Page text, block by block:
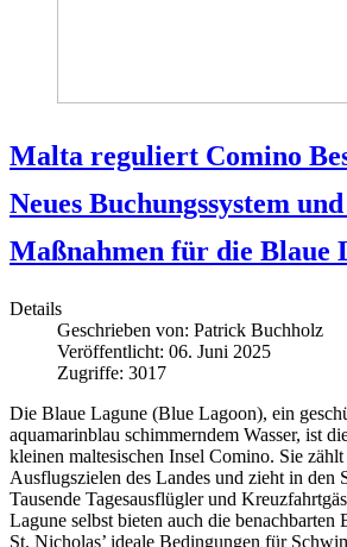
Malta reguliert Comino
Neues Buchungssystem
Maßnahmen für die Blaue
Details
Geschrieben von: Patrick Buchholz
Veröffentlicht: 06. Juni 2025
Zugriffe: 3017
Die Blaue Lagune (Blue Lagoon), ein
aquamarinblau schimmerndem Wasser, ist
kleinen maltesischen Insel Comino. Sie zählt
Ausflugszielen des Landes und zieht in den
Tausende Tagesausflügler und
Lagune selbst bieten auch die benachbarten
St. Nicholas’ ideale Bedingungen für